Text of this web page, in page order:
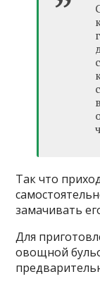
Так что
замачивать
Для
овощной